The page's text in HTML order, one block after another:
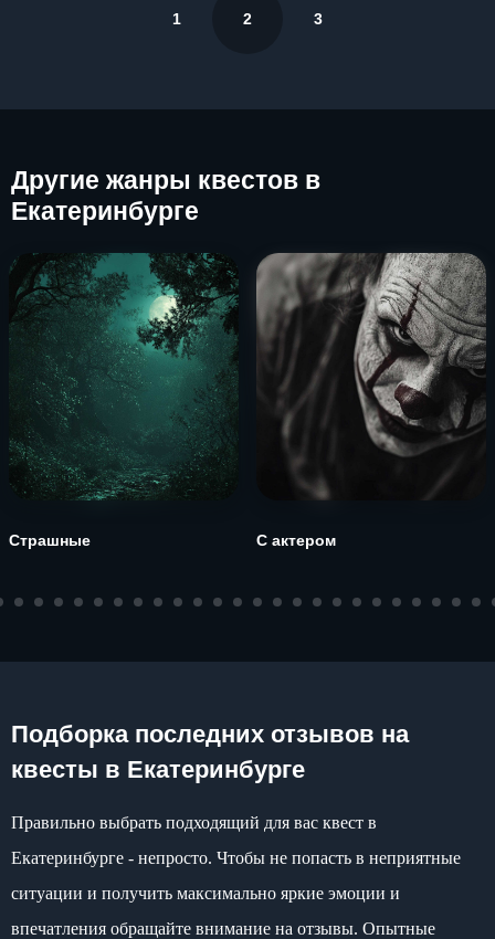
1 2 3
Другие жанры квестов в
Екатеринбурге
Страшные С актером
Подборка последних отзывов на
квесты в Екатеринбурге
Правильно выбрать подходящий для вас квест в
Екатеринбурге - непросто. Чтобы не попасть в неприятные
ситуации и получить максимально яркие эмоции и
впечатления обращайте внимание на отзывы. Опытные